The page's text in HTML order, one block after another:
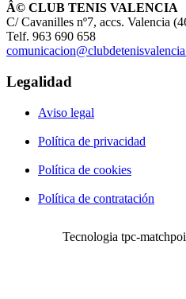
Â© CLUB TENIS VALENCIA
C/ Cavanilles nº7, accs. Valencia
Telf. 963 690 658
Legalidad
Aviso legal
Política de privacidad
Política de cookies
Política de contratación
Tecnologia tpc-